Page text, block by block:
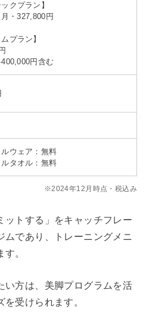
ックプラン】
・327,800円
プラン】
円含む
ルウェア：無料
ルタオル：無料
※2024年12月時点・税込み
ットする」をキャッチフレー
ムであり、トレーニングメニ
。
い方は、美脚プログラムを活
受けられます。